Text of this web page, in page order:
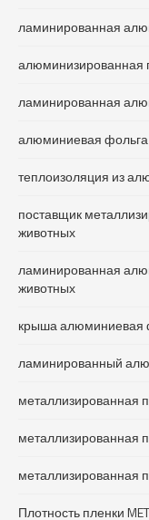
ламинированная
алюминизированная
ламинированная
алюминиевая
теплоизоляция из
поставщик
животных
ламинированная
животных
крыша алюминиевая
ламинированный
металлизированная
металлизированная
металлизированная
Плотность пленки